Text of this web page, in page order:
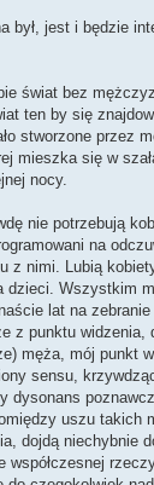
był, jest i będzie
świat bez
ten by się
stworzone przez
mieszka się w
nocy.
nie potrzebują
na
z nimi. Lubią
dzieci. Wszystkim
lat na
z punktu widzenia,
męża, mój punkt
sensu,
dysonans
uszu takich
dojdą niechybnie
współczesnej